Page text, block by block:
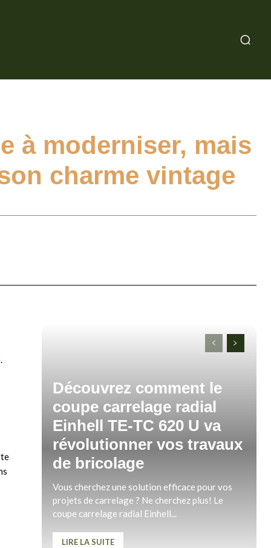
à moderniser, mais
charme vintage
Découvrez comment le
coupe carrelage radial
Einhell TE-TC 620 U va
révolutionner vos travaux
de bricolage
Vous cherchez une solution efficace pour vos
projets de carrelage ? Ne cherchez plus! Le
coupe carrelage radial Einhell...
LIRE LA SUITE